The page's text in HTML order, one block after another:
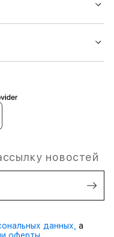
новостей
данных, а